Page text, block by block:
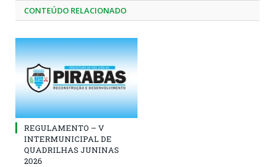
CONTEÚDO RELACIONADO
REGULAMENTO – V
INTERMUNICIPAL DE
QUADRILHAS JUNINAS
2026